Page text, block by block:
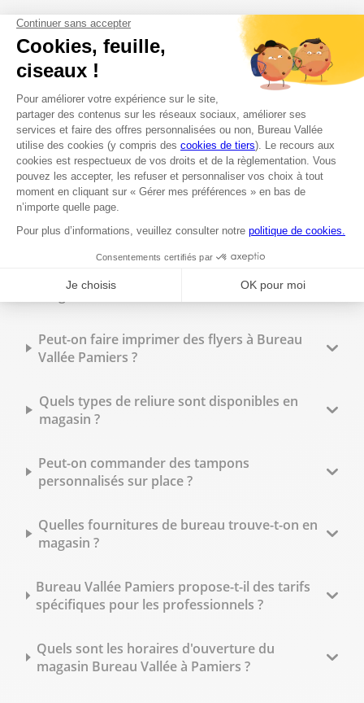
Les questions les plus fréquentes
Proposez-vous un service d'impression à
Pamiers ?
Est-il possible de faire des photocopies en
Peut-on faire imprimer des flyers à Bureau
Vallée Pamiers ?
Quels types de reliure sont disponibles en
magasin ?
Peut-on commander des tampons
personnalisés sur place ?
Quelles fournitures de bureau trouve-t-on en
magasin ?
Bureau Vallée Pamiers propose-t-il des tarifs
spécifiques pour les professionnels ?
Quels sont les horaires d'ouverture du
magasin Bureau Vallée à Pamiers ?